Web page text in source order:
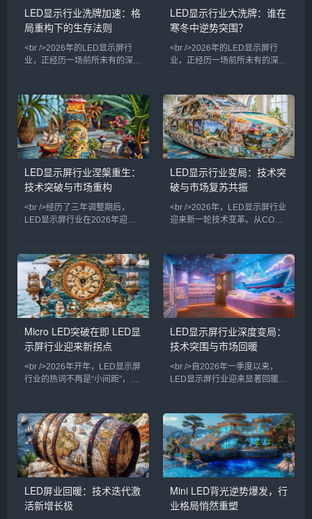
等需求拉动下，出口订单明显回
暖。行业从业者普遍感受到，市
场景化、定制化解决方案转
长的现象。行业分析师指出，这
轮复苏并非简单的周期性反弹，
与政府新基建投资共同作用
LED显示行业洗牌加速：格
局重构下的生存法则
<br />2026年的LED显示屏行
业，正经历一场前所未有的深度
小厂商在生死线上挣扎。据行业
媒体统计，仅2025年就有超过
三成的中小企业退出市场，而头
部企业的市场份额却在持续提
升。这种两极分化的局面，标志
着LED显示行业正式从“规模竞
赛”转入“价值竞争”阶段。<br />
<br /><br />本轮洗牌的核心驱
LED显示行业大洗牌：谁在
寒冬中逆势突围？
<br />2026年的LED显示屏行
业，正经历一场前所未有的深度
入，行业玩家一度超过上千家。
然而，随着市场需求增速放缓、
价格战愈演愈烈，行业已从“增
量市场”切换到“存量博弈”模式。
近期的多项行业报道显示，一批
缺乏核心技术的中小厂商正在加
速出局，而头部企业则通过并购
整合、技术迭代和市场下沉，悄
这
LED显示屏行业涅槃重生：
技术突破与市场重构
<br />经历了三年调整期后，
LED显示屏行业在2026年迎来
提升，渠道库存出清基本完成。
在文旅夜游、商业显示、虚拟拍
摄等新兴场景的拉动下，行业整
体开工率重返高位。值得注意的
是，本轮复苏并非全面普涨，而
是呈现明显的结构性特征——具
备技术优势和细分场景深耕能力
的企业率先受益，单纯的产能扩
/><br />
LED显示行业变局：技术突
破与市场复苏共振
<br />2026年，LED显示屏行业
迎来新一轮技术变革。从COB
在重塑产业竞争格局。业内企业
纷纷加大研发投入，推动产品向
更高亮度、更小间距、更低功耗
方向演进。特别是Micro LED技
术，在巨量转移和驱动方案上取
得重要进展，为下一代显示终端
奠定基础。与此同时，Mini
LED背光技术加速渗透至高端商
场景
Micro LED突破在即 LED显
示屏行业迎来新拐点
<br />2026年开年，LED显示屏
行业的热词不再是“小间距”，而
厂商不约而同展出了像素间距低
于0.2毫米的Micro LED样机，
其中一款透明显示屏的亮度超过
10万尼特，在强光环境下依然
清晰可见。业内人士指出，这标
志着困扰行业多年的巨量转移效
率问题正在取得实质性突破，
Micro LED大规模商业化不再是
LED显示屏行业深度变局：
技术突围与市场回暖
<br />自2026年一季度以来，
LED显示屏行业迎来显著回暖。
主要厂商订单量同比回升。户外
数字媒体进入更新换代周期，叠
加多地体育赛事与大型演艺活动
密集举办，小间距与租赁屏出货
量持续走高。渠道库存趋于健
康，行业整体开工率恢复至近年
高位，部分核心封装与驱动IC产
能出现阶段性紧张。<br /><br
LED屏业回暖：技术迭代激
活新增长极
Mini LED背光逆势爆发，行
业格局悄然重塑